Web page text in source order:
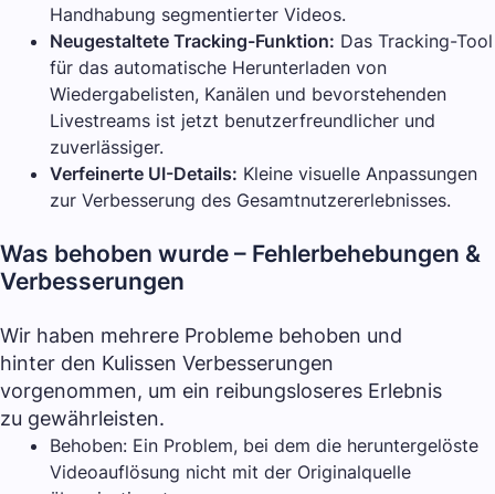
Handhabung segmentierter Videos.
Neugestaltete Tracking-Funktion: Das Tracking-Tool
für das automatische Herunterladen von
Wiedergabelisten, Kanälen und bevorstehenden
Livestreams ist jetzt benutzerfreundlicher und
zuverlässiger.
Verfeinerte UI-Details: Kleine visuelle Anpassungen
zur Verbesserung des Gesamtnutzererlebnisses.
Was behoben wurde – Fehlerbehebungen &
Verbesserungen
Wir haben mehrere Probleme behoben und
hinter den Kulissen Verbesserungen
vorgenommen, um ein reibungsloseres Erlebnis
zu gewährleisten.
Behoben: Ein Problem, bei dem die heruntergelöste
Videoauflösung nicht mit der Originalquelle